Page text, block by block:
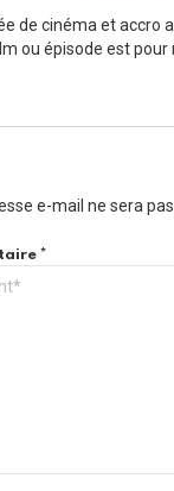
de cinéma et accro
ou épisode est
e-mail ne sera
*